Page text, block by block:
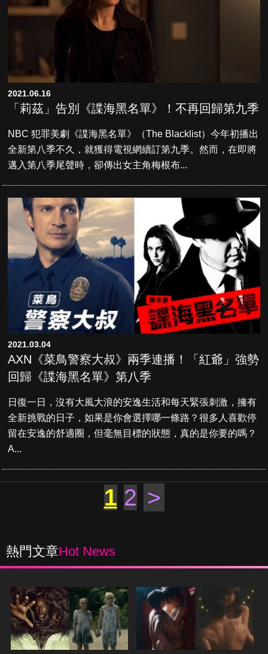
2021.06.16
「莉茲」告別《諜海黑名單》！不再回歸第九季
NBC 犯罪美劇《諜海黑名單》（The Blacklist）今年初播出
全新第八季不久，就獲得電視網續訂第九季。然而，在即將
邁入第八季尾聲時，卻傳出女主角梅根布...
2021.03.04
AXN《菜鳥警察大叔》兩季連播！「紅爺」強勢
回歸《諜海黑名單》第八季
日復一日，沒有大風大浪的安逸生活和每天緊張刺激，擁有
全新挑戰的日子，如果是你會選擇哪一條路？很多人喜歡停
留在安逸的舒適圈，但毫無目標的狀態，真的是你要的嗎？
A...
1 2 >
熱門文章Hot News